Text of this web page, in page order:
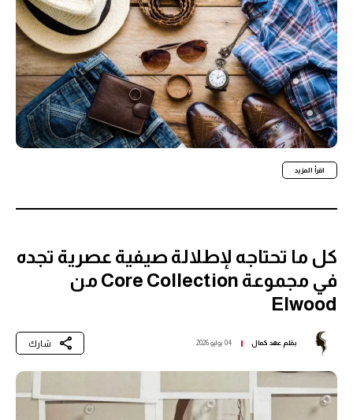
اقرأ المزيد
كل ما تحتاجه لإطلالة صيفية عصرية تجده
في مجموعة Core Collection من
Elwood
بقلمعهد كمال 04 يوليو 2026 شارك